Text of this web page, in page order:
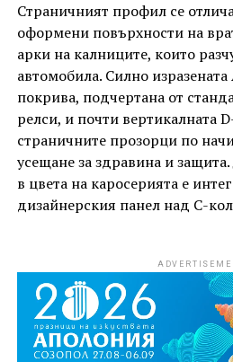
Страничният профил се
оформени повърхности на
арки на калниците, които
автомобила. Силно
покрива, подчертана от
релси, и почти вертикалната
страничните прозорци по
усещане за здравина и
в цвета на каросерията е
дизайнерския панел над C-